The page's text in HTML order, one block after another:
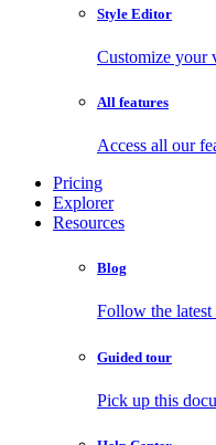
Style Editor
Customize your
All features
Access all our
Pricing
Explorer
Resources
Blog
Follow the
Guided tour
Pick up this